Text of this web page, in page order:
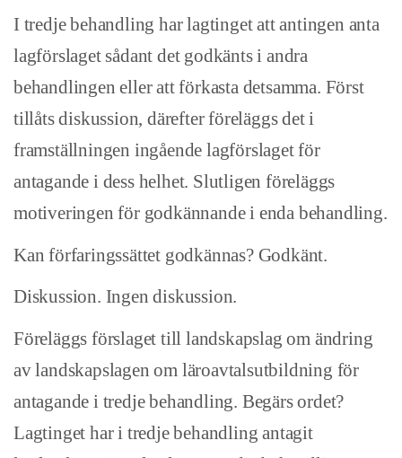
I tredje behandling har lagtinget att antingen anta
lagförslaget sådant det godkänts i andra
behandlingen eller att förkasta detsamma. Först
tillåts diskussion, därefter föreläggs det i
framställningen ingående lagförslaget för
antagande i dess helhet. Slutligen föreläggs
motiveringen för godkännande i enda behandling.
Kan förfaringssättet godkännas? Godkänt.
Diskussion. Ingen diskussion.
Föreläggs förslaget till landskapslag om ändring
av landskapslagen om läroavtalsutbildning för
antagande i tredje behandling. Begärs ordet?
Lagtinget har i tredje behandling antagit